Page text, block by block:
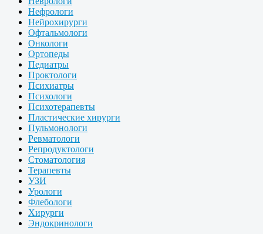
Нефрологи
Нейрохирурги
Офтальмологи
Онкологи
Ортопеды
Педиатры
Проктологи
Психиатры
Психологи
Психотерапевты
Пластические хирурги
Пульмонологи
Ревматологи
Репродуктологи
Стоматология
Терапевты
УЗИ
Урологи
Флебологи
Хирурги
Эндокринологи